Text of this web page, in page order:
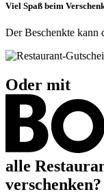
Viel Spaß beim
Der Beschenkte kann
Oder mit
alle
verschenken?